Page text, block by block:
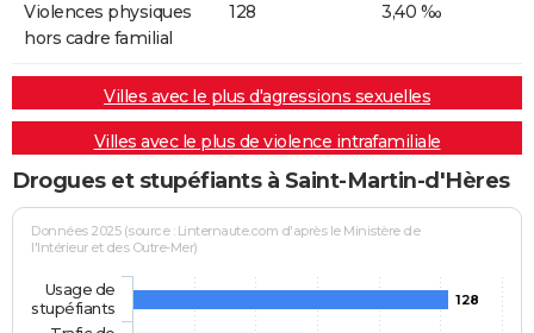
Violences physiques
hors cadre familial
128 3,40 ‰
Villes avec le plus d'agressions sexuelles
Villes avec le plus de violence intrafamiliale
Drogues et stupéfiants à Saint-Martin-d'Hères
Données 2025 (source : Linternaute.com d'après le Ministère de
l'Intérieur et des Outre-Mer)
128
Usage de
stupéfiants